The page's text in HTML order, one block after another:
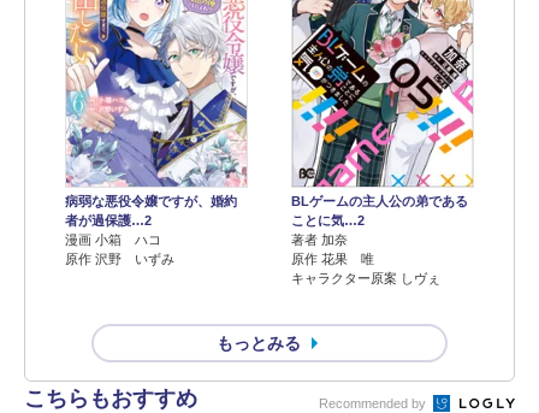
病弱な悪役令嬢ですが、婚約
者が過保護…2
漫画 小箱 ハコ
原作 沢野 いずみ
BLゲームの主人公の弟である
ことに気…2
著者 加奈
原作 花果 唯
キャラクター原案 しヴぇ
もっとみる
こちらもおすすめ Recommended by